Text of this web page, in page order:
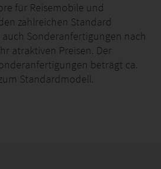
für Reisemobile und
zahlreichen Standard
Sonderanfertigungen nach
atraktiven Preisen. Der
beträgt ca.
Standardmodell.